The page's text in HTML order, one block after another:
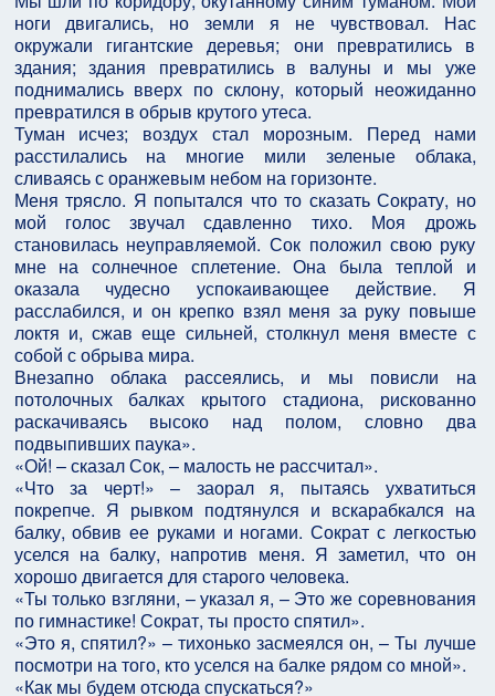
ноги двигались, но земли я не чувствовал. Нас
окружали гигантские деревья; они превратились в
здания; здания превратились в валуны и мы уже
поднимались вверх по склону, который неожиданно
превратился в обрыв крутого утеса.
Туман исчез; воздух стал морозным. Перед нами
расстилались на многие мили зеленые облака,
сливаясь с оранжевым небом на горизонте.
Меня трясло. Я попытался что то сказать Сократу, но
мой голос звучал сдавленно тихо. Моя дрожь
становилась неуправляемой. Сок положил свою руку
мне на солнечное сплетение. Она была теплой и
оказала чудесно успокаивающее действие. Я
расслабился, и он крепко взял меня за руку повыше
локтя и, сжав еще сильней, столкнул меня вместе с
собой с обрыва мира.
Внезапно облака рассеялись, и мы повисли на
потолочных балках крытого стадиона, рискованно
раскачиваясь высоко над полом, словно два
подвыпивших паука».
«Ой! – сказал Сок, – малость не рассчитал».
«Что за черт!» – заорал я, пытаясь ухватиться
покрепче. Я рывком подтянулся и вскарабкался на
балку, обвив ее руками и ногами. Сократ с легкостью
уселся на балку, напротив меня. Я заметил, что он
хорошо двигается для старого человека.
«Ты только взгляни, – указал я, – Это же соревнования
по гимнастике! Сократ, ты просто спятил».
«Это я, спятил?» – тихонько засмеялся он, – Ты лучше
посмотри на того, кто уселся на балке рядом со мной».
«Как мы будем отсюда спускаться?»